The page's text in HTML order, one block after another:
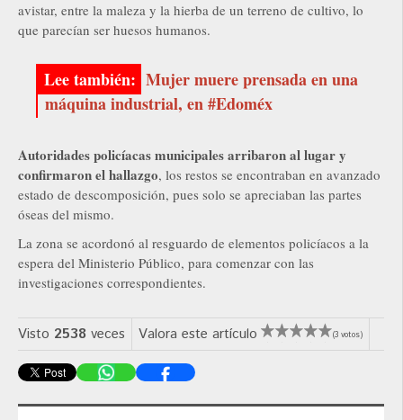
avistar, entre la maleza y la hierba de un terreno de cultivo, lo
que parecían ser huesos humanos.
Mujer muere prensada en una
máquina industrial, en #Edoméx
Autoridades policíacas municipales arribaron al lugar y
confirmaron el hallazgo, los restos se encontraban en avanzado
estado de descomposición, pues solo se apreciaban las partes
óseas del mismo.
La zona se acordonó al resguardo de elementos policíacos a la
espera del Ministerio Público, para comenzar con las
investigaciones correspondientes.
Visto 2538 veces Valora este artículo (3 votos)